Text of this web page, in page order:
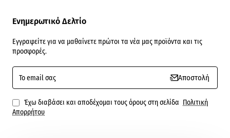
Ενημερωτικό Δελτίο
Εγγραφείτε για να μαθαίνετε πρώτοι τα νέα μας προϊόντα και τις
προσφορές.
To
email
σας
Αποστολή
Έχω διαβάσει και αποδέχομαι τους όρους στη σελίδα Πολιτική
Απορρήτου